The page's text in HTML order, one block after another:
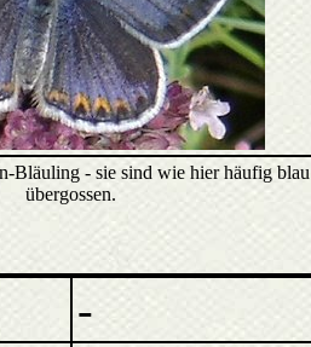
Bläuling - sie sind wie hier häufig blau
übergossen.
-